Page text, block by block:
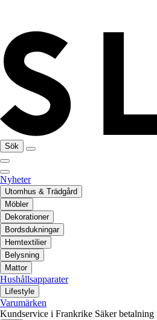
Sök
Nyheter
Utomhus & Trädgård
Möbler
Dekorationer
Bordsdukningar
Hemtextilier
Belysning
Mattor
Hushållsapparater
Lifestyle
Varumärken
Kundservice i Frankrike Säker betalning